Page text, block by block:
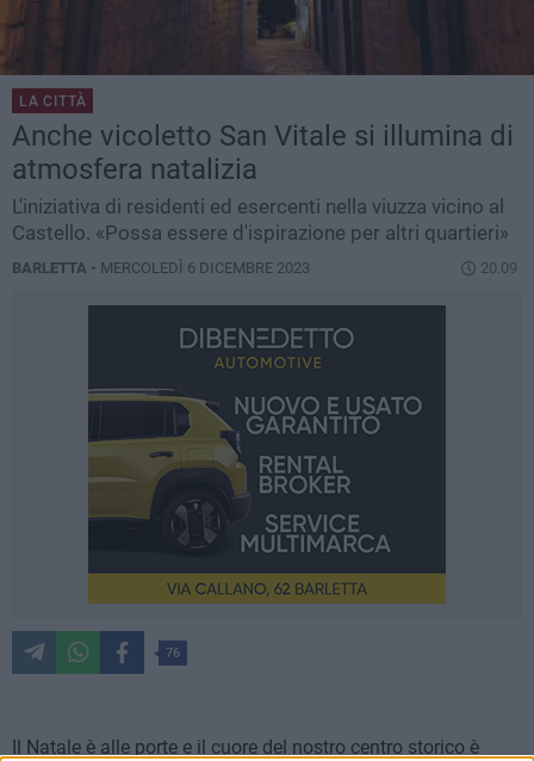
LA CITTÀ
Anche vicoletto San Vitale si illumina di
atmosfera natalizia
L'iniziativa di residenti ed esercenti nella viuzza vicino al
Castello. «Possa essere d'ispirazione per altri quartieri»
BARLETTA - MERCOLEDÌ 6 DICEMBRE 2023 20.09
76
Il Natale è alle porte e il cuore del nostro centro storico è